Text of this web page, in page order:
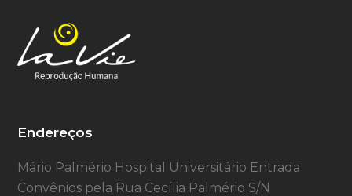
Endereços
Mário Palmério Hospital Universitário Entrada
Convênios pela Rua Cecília Palmério S/N